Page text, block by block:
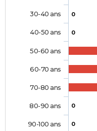
0
0
0
0
30-40 ans
40-50 ans
50-60 ans
60-70 ans
70-80 ans
80-90 ans
90-100 ans